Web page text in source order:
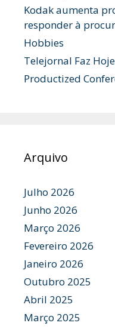
Kodak aumenta
responder à
Hobbies
Telejornal Faz
Productized
Arquivo
Julho 2026
Junho 2026
Março 2026
Fevereiro 2026
Janeiro 2026
Outubro 2025
Abril 2025
Março 2025